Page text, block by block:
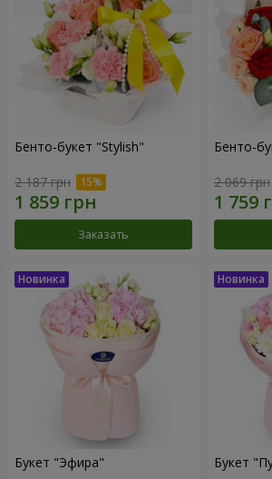
Бенто-букет "Stylish"
2 187 грн
Заказать
Бенто-
2 069 грн
Букет "Эфира" Букет